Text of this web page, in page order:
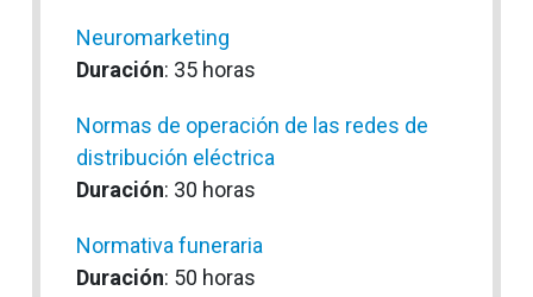
Neuromarketing
Duración: 35 horas
Normas de operación de las redes de
distribución eléctrica
Duración: 30 horas
Normativa funeraria
Duración: 50 horas